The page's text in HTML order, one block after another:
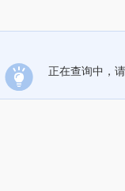
正在查询中，